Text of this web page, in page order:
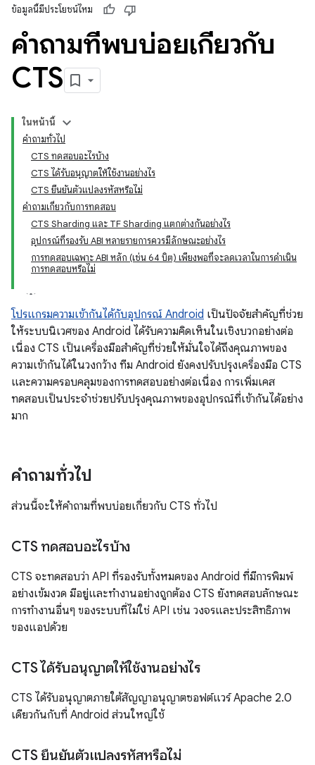
ข้อมูลนี้มีประโยชน์ไหม
คำถามที่พบบ่อยเกี่ยวกับ
CTS
ในหน้านี้
คำถามทั่วไป
CTS ทดสอบอะไรบ้าง
CTS ได้รับอนุญาตให้ใช้งานอย่างไร
CTS ยืนยันตัวแปลงรหัสหรือไม่
คำถามเกี่ยวกับการทดสอบ
CTS Sharding และ TF Sharding แตกต่างกันอย่างไร
อุปกรณ์ที่รองรับ ABI หลายรายการควรมีลักษณะอย่างไร
การทดสอบเฉพาะ ABI หลัก (เช่น 64 บิต) เพียงพอที่จะลดเวลาในการดำเนิน
การทดสอบหรือไม่
โปรแกรมความเข้ากันได้กับอุปกรณ์ Android เป็นปัจจัยสำคัญที่ช่วย
ให้ระบบนิเวศของ Android ได้รับความคิดเห็นในเชิงบวกอย่างต่อ
เนื่อง CTS เป็นเครื่องมือสำคัญที่ช่วยให้มั่นใจได้ถึงคุณภาพของ
ความเข้ากันได้ในวงกว้าง ทีม Android ยังคงปรับปรุงเครื่องมือ CTS
และความครอบคลุมของการทดสอบอย่างต่อเนื่อง การเพิ่มเคส
ทดสอบเป็นประจำช่วยปรับปรุงคุณภาพของอุปกรณ์ที่เข้ากันได้อย่าง
มาก
คำถามทั่วไป
ส่วนนี้จะให้คำถามที่พบบ่อยเกี่ยวกับ CTS ทั่วไป
CTS ทดสอบอะไรบ้าง
CTS จะทดสอบว่า API ที่รองรับทั้งหมดของ Android ที่มีการพิมพ์
อย่างเข้มงวด มีอยู่และทำงานอย่างถูกต้อง CTS ยังทดสอบลักษณะ
การทำงานอื่นๆ ของระบบที่ไม่ใช่ API เช่น วงจรและประสิทธิภาพ
ของแอปด้วย
CTS ได้รับอนุญาตให้ใช้งานอย่างไร
CTS ได้รับอนุญาตภายใต้สัญญาอนุญาตซอฟต์แวร์ Apache 2.0
เดียวกันกับที่ Android ส่วนใหญ่ใช้
CTS ยืนยันตัวแปลงรหัสหรือไม่